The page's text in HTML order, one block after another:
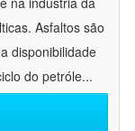
Asfaltos são
disponibilidade
do petróle...